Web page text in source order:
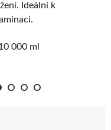
Ideální k
000 ml